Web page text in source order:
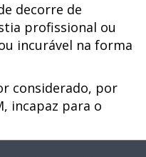
decorre de
profissional ou
incurável na forma
considerado, por
incapaz para o